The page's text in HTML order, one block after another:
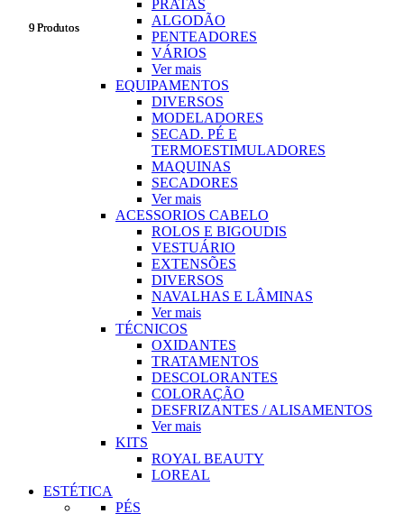
PRATAS
ALGODÃO
PENTEADORES
VÁRIOS
Ver mais
EQUIPAMENTOS
DIVERSOS
MODELADORES
SECAD. PÉ E
TERMOESTIMULADORES
MAQUINAS
SECADORES
Ver mais
ACESSORIOS CABELO
ROLOS E BIGOUDIS
VESTUÁRIO
EXTENSÕES
DIVERSOS
NAVALHAS E LÂMINAS
Ver mais
TÉCNICOS
OXIDANTES
TRATAMENTOS
DESCOLORANTES
COLORAÇÃO
DESFRIZANTES / ALISAMENTOS
Ver mais
KITS
ROYAL BEAUTY
LOREAL
ESTÉTICA
PÉS
9 Produtos
9 Produtos